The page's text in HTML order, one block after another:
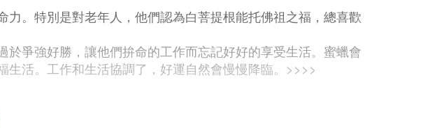
。特別是對老年人，他們認為白菩提根能托佛祖之福，總喜歡
爭強好勝，讓他們拚命的工作而忘記好好的享受生活。蜜蠟會
活。工作和生活協調了，好運自然會慢慢降臨。>>>>